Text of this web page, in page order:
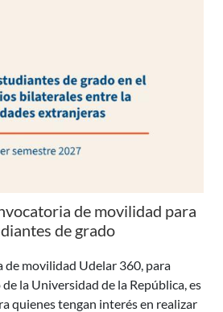
de movilidad para
de grado
de movilidad Udelar 360, para
la Universidad de la República, es
quienes tengan interés en realizar